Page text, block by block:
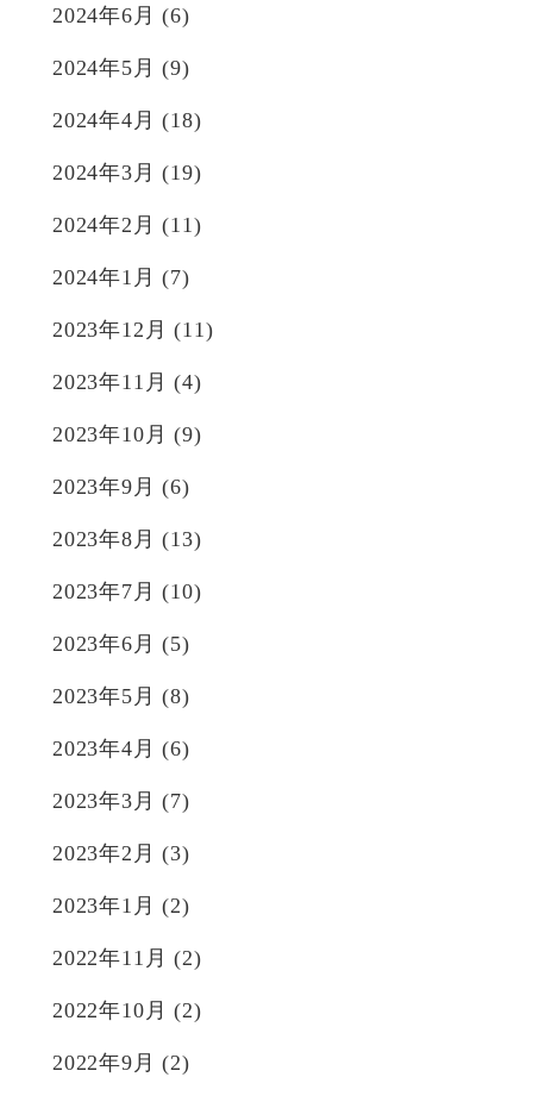
2024年6月 (6)
2024年5月 (9)
2024年4月 (18)
2024年3月 (19)
2024年2月 (11)
2024年1月 (7)
2023年12月 (11)
2023年11月 (4)
2023年10月 (9)
2023年9月 (6)
2023年8月 (13)
2023年7月 (10)
2023年6月 (5)
2023年5月 (8)
2023年4月 (6)
2023年3月 (7)
2023年2月 (3)
2023年1月 (2)
2022年11月 (2)
2022年10月 (2)
2022年9月 (2)